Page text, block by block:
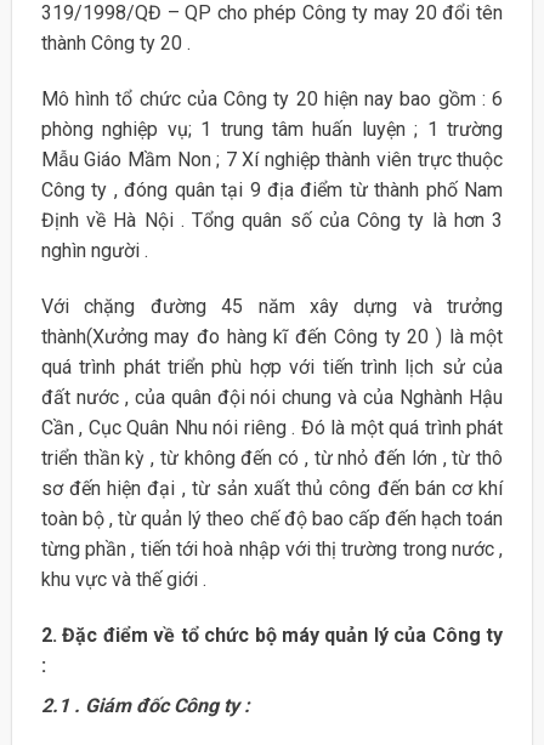
319/1998/QĐ – QP cho phép Công ty may 20 đổi tên
thành Công ty 20 .
Mô hình tổ chức của Công ty 20 hiện nay bao gồm : 6
phòng nghiệp vụ; 1 trung tâm huấn luyện ; 1 trường
Mẫu Giáo Mầm Non ; 7 Xí nghiệp thành viên trực thuộc
Công ty , đóng quân tại 9 địa điểm từ thành phố Nam
Định về Hà Nội . Tổng quân số của Công ty là hơn 3
nghìn người .
Với chặng đường 45 năm xây dựng và trưởng
thành(Xưởng may đo hàng kĩ đến Công ty 20 ) là một
quá trình phát triển phù hợp với tiến trình lịch sử của
đất nước , của quân đội nói chung và của Nghành Hậu
Cần , Cục Quân Nhu nói riêng . Đó là một quá trình phát
triển thần kỳ , từ không đến có , từ nhỏ đến lớn , từ thô
sơ đến hiện đại , từ sản xuất thủ công đến bán cơ khí
toàn bộ , từ quản lý theo chế độ bao cấp đến hạch toán
từng phần , tiến tới hoà nhập với thị trường trong nước ,
khu vực và thế giới .
2. Đặc điểm về tổ chức bộ máy quản lý của Công ty
:
2.1 . Giám đốc Công ty :